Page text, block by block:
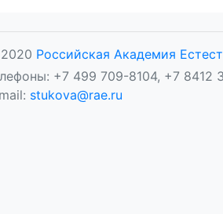
Российская Академия
+7 499 709-8104, +7 8412
stukova@rae.ru